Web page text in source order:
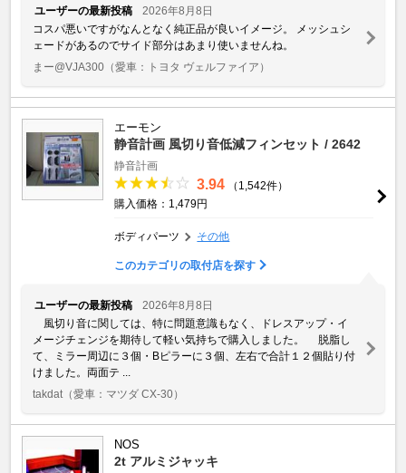
ユーザーの最新投稿
2026年8月8日
コスパ悪いですがなんとなく純正品が良いイメージ。 メッシュシ
ェードがあるのでサイド部分はあまり使いませんね。
まー@VJA300 （愛車：トヨタ ヴェルファイア）
エーモン
静音計画 風切り音低減フィンセット / 2642
静音計画
3.94
（1,542件）
購入価格：1,479円
ボディパーツ その他
このカテゴリの取付店を探す
ユーザーの最新投稿
2026年8月8日
風切り音に関しては、特に問題意識もなく、ドレスアップ・イ
メージチェンジを期待して軽い気持ちで購入しました。 脱脂し
て、ミラー周辺に３個・Bピラーに３個、左右で合計１２個貼り付
けました。両面テ ...
takdat （愛車：マツダ CX-30）
NOS
2t アルミジャッキ